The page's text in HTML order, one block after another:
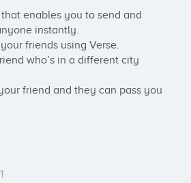
enables you to send and
instantly.
friends using Verse.
who’s in a different city
friend and they can pass you
1